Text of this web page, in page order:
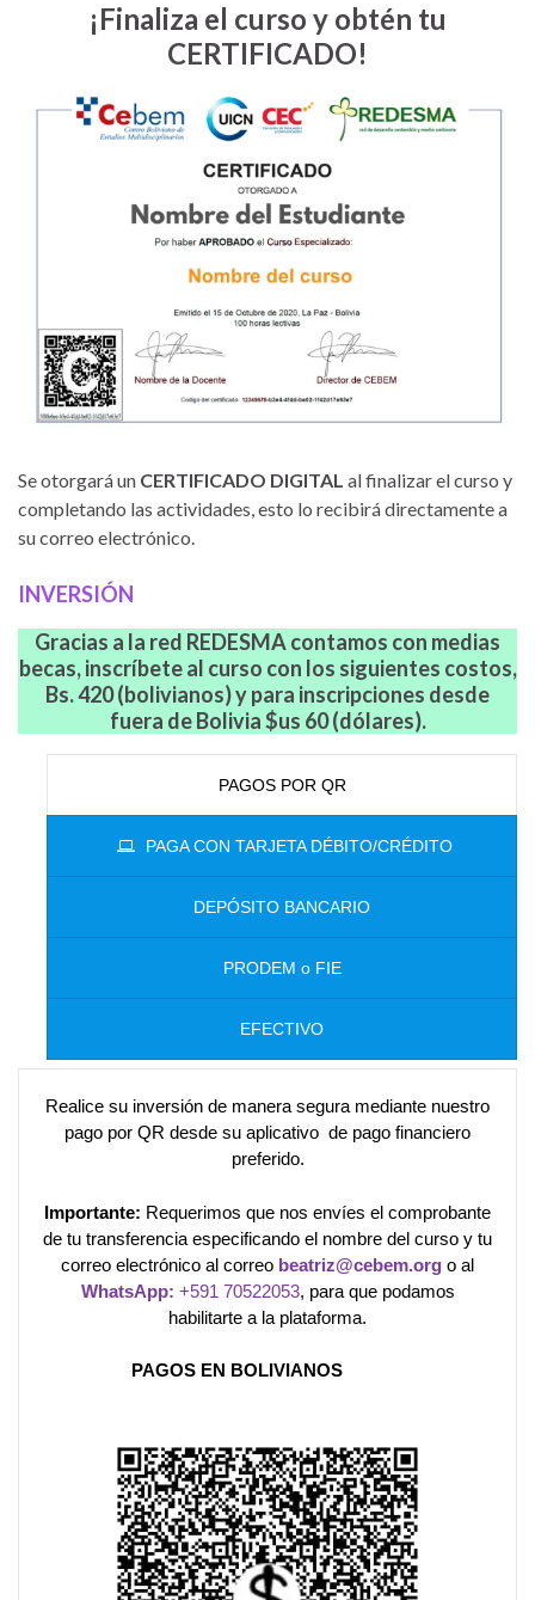
¡Finaliza el curso y obtén tu
CERTIFICADO!
Se otorgará un CERTIFICADO DIGITAL al finalizar el curso y
completando las actividades, esto lo recibirá directamente a
su correo electrónico.
INVERSIÓN
Gracias a la red REDESMA contamos con medias
becas, inscríbete al curso con los siguientes costos,
Bs. 420 (bolivianos) y para inscripciones desde
fuera de Bolivia $us 60 (dólares).
PAGOS POR QR
PAGA CON TARJETA DÉBITO/CRÉDITO
DEPÓSITO BANCARIO
PRODEM o FIE
EFECTIVO
Realice su inversión de manera segura mediante nuestro
pago por QR desde su aplicativo de pago financiero
preferido.
Importante: Requerimos que nos envíes el comprobante
de tu transferencia especificando el nombre del curso y tu
correo electrónico al correo beatriz@cebem.org o al
WhatsApp: +591 70522053, para que podamos
habilitarte a la plataforma.
PAGOS EN BOLIVIANOS